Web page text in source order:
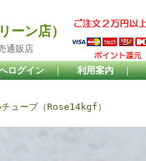
ーン店）
通販店
ログイン ｜ 利用案内 ｜
ューブ（Rose14kgf）